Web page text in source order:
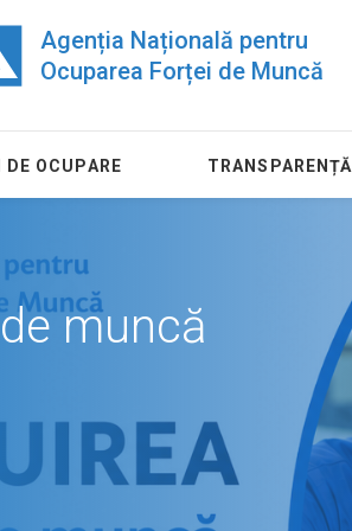
Agenția Națională pentru
Ocuparea Forței de Muncă
DE OCUPARE TRANSPARENȚĂ
muncă